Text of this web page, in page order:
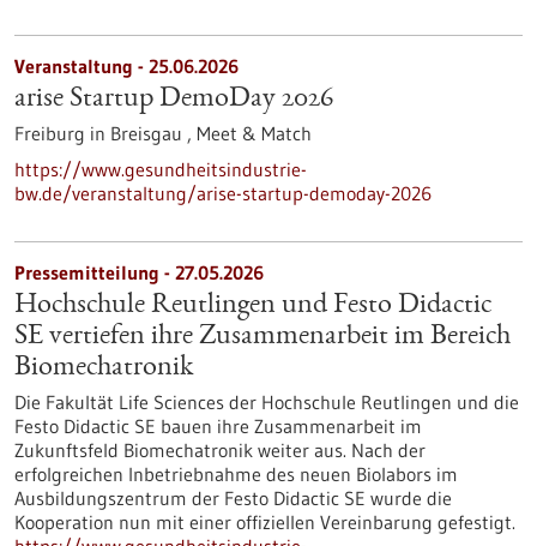
Veranstaltung - 25.06.2026
arise Startup DemoDay 2026
Freiburg in Breisgau , Meet & Match
https://www.gesundheitsindustrie-
bw.de/veranstaltung/arise-startup-demoday-2026
Pressemitteilung - 27.05.2026
Hochschule Reutlingen und Festo Didactic
SE vertiefen ihre Zusammenarbeit im Bereich
Biomechatronik
Die Fakultät Life Sciences der Hochschule Reutlingen und die
Festo Didactic SE bauen ihre Zusammenarbeit im
Zukunftsfeld Biomechatronik weiter aus. Nach der
erfolgreichen Inbetriebnahme des neuen Biolabors im
Ausbildungszentrum der Festo Didactic SE wurde die
Kooperation nun mit einer offiziellen Vereinbarung gefestigt.